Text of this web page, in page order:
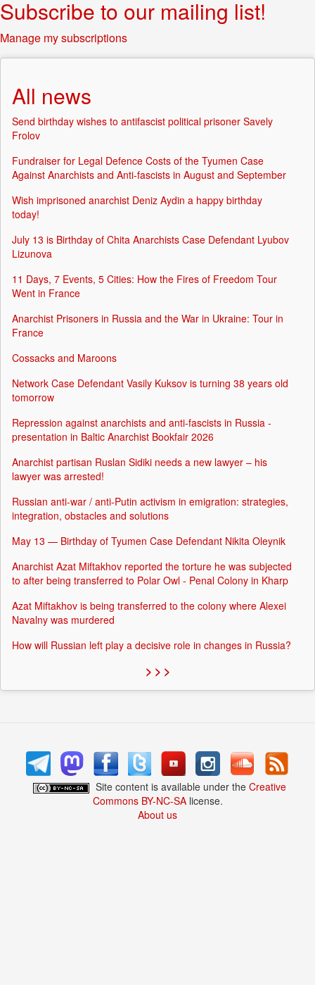
Subscribe to our mailing list!
Manage my subscriptions
All news
Send birthday wishes to antifascist political prisoner Savely
Frolov
Fundraiser for Legal Defence Costs of the Tyumen Case
Against Anarchists and Anti-fascists in August and September
Wish imprisoned anarchist Deniz Aydin a happy birthday
today!
July 13 is Birthday of Chita Anarchists Case Defendant Lyubov
Lizunova
11 Days, 7 Events, 5 Cities: How the Fires of Freedom Tour
Went in France
Anarchist Prisoners in Russia and the War in Ukraine: Tour in
France
Cossacks and Maroons
Network Case Defendant Vasily Kuksov is turning 38 years old
tomorrow
Repression against anarchists and anti-fascists in Russia -
presentation in Baltic Anarchist Bookfair 2026
Anarchist partisan Ruslan Sidiki needs a new lawyer – his
lawyer was arrested!
Russian anti-war / anti-Putin activism in emigration: strategies,
integration, obstacles and solutions
May 13 — Birthday of Tyumen Case Defendant Nikita Oleynik
Anarchist Azat Miftakhov reported the torture he was subjected
to after being transferred to Polar Owl - Penal Colony in Kharp
Azat Miftakhov is being transferred to the colony where Alexei
Navalny was murdered
How will Russian left play a decisive role in changes in Russia?
> > >
Site content is available under the Creative
Commons BY-NC-SAlicense.
About us